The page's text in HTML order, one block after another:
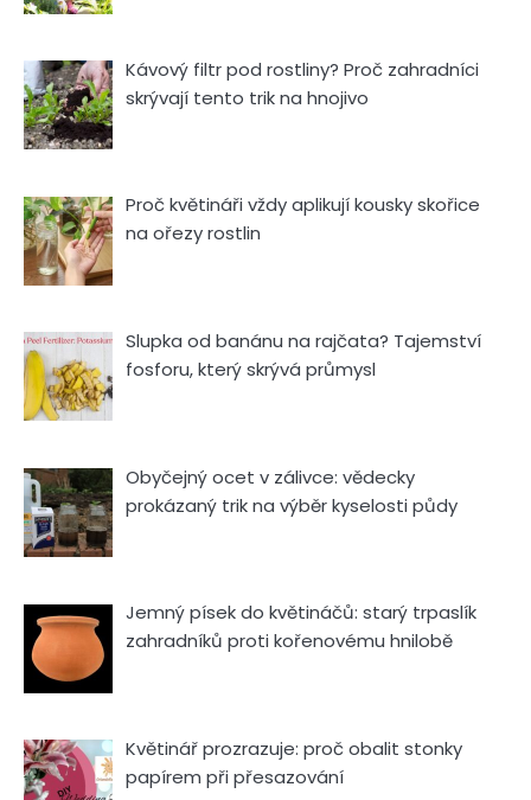
Kávový filtr pod rostliny? Proč zahradníci
skrývají tento trik na hnojivo
Proč květináři vždy aplikují kousky skořice
na ořezy rostlin
Slupka od banánu na rajčata? Tajemství
fosforu, který skrývá průmysl
Obyčejný ocet v zálivce: vědecky
prokázaný trik na výběr kyselosti půdy
Jemný písek do květináčů: starý trpaslík
zahradníků proti kořenovému hnilobě
Květinář prozrazuje: proč obalit stonky
papírem při přesazování